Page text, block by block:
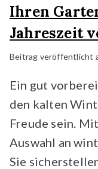
Ihren
Jahreszeit
Beitrag veröffentlicht
Ein gut
den kalten
Freude sein.
Auswahl an
Sie